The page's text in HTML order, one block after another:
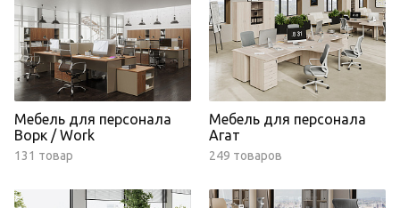
Мебель для персонала
Ворк / Work
131 товар
Мебель для персонала
Агат
249 товаров